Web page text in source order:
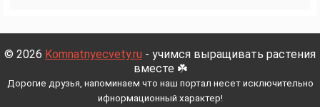
© 2026 Komnatnyecvety.ru - учимся выращивать растения
вместе ☘️
Дорогие друзья, напоминаем что наш портал несет исключительно
ифнормационный характер!